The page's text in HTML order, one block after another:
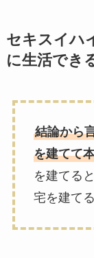
セキスイハ
に生活でき
結論から
を建てて
を建てる
宅を建て